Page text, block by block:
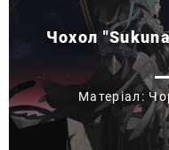
Чохол
Матеріал: